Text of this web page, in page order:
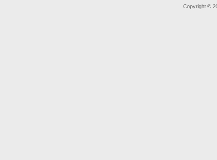
Copyright ©